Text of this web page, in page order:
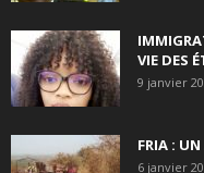
VIE DES
9 janvier
FRIA :
6 janvier